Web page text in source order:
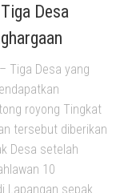
Desa
Tiga Desa yang
royong Tingkat
tersebut diberikan
Desa setelah
10
Lapangan sepak